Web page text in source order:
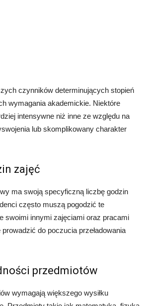
czynników determinujących stopień
wymagania akademickie. Niektóre
intensywne niż inne ze względu na
lub skomplikowany charakter
zajęć
ma swoją specyficzną liczbę godzin
często muszą pogodzić te
swoimi innymi zajęciami oraz pracami
do poczucia przeładowania
przedmiotów
wymagają większego wysiłku